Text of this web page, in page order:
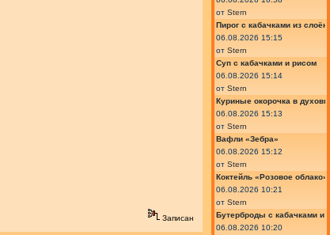
Записан
от Stern
Пирог с кабачками из
06.08.2026 15:15
от Stern
Суп с кабачками и рисом
06.08.2026 15:14
от Stern
Куриные окорочка в
06.08.2026 15:13
от Stern
Вафли «Зебра»
06.08.2026 15:12
от Stern
Коктейль «Розовое
06.08.2026 10:21
от Stern
Бутерброды с кабачками и
06.08.2026 10:20